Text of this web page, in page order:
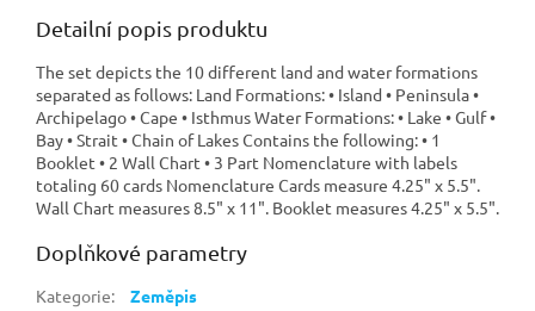
Detailní popis produktu
The set depicts the 10 different land and water formations
separated as follows: Land Formations: • Island • Peninsula •
Archipelago • Cape • Isthmus Water Formations: • Lake • Gulf •
Bay • Strait • Chain of Lakes Contains the following: • 1
Booklet • 2 Wall Chart • 3 Part Nomenclature with labels
totaling 60 cards Nomenclature Cards measure 4.25" x 5.5".
Wall Chart measures 8.5" x 11". Booklet measures 4.25" x 5.5".
Doplňkové parametry
Kategorie:
Zeměpis